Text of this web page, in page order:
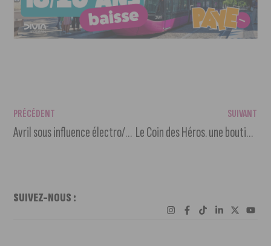
PRÉCÉDENT
Avril sous influence électro/techno pour le 8ème festival Sirk
SUIVANT
Le Coin des Héros. une boutique de mangas et comics s’installe rue Piron
SUIVEZ-NOUS :